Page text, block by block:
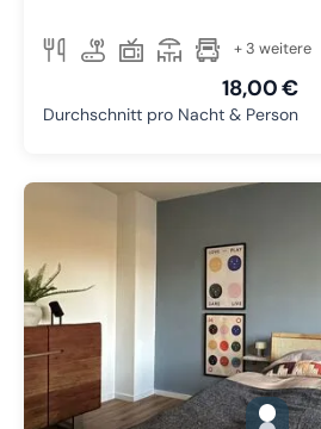
+ 3 weitere
18,00 €
Durchschnitt pro Nacht & Person